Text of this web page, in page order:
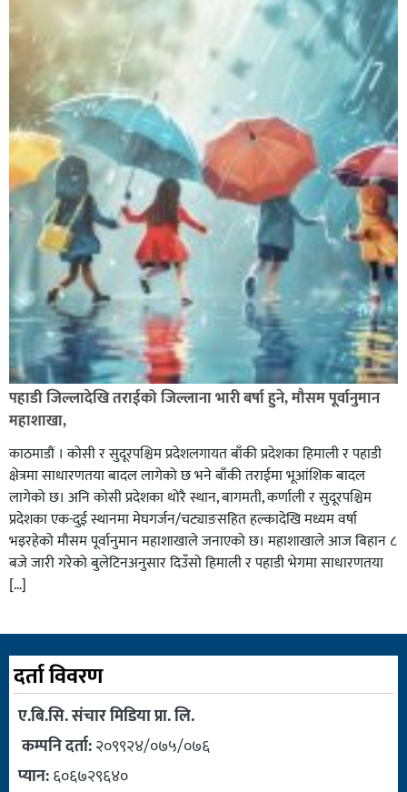
पहाडी जिल्लादेखि तराईको जिल्लाना भारी बर्षा हुने, मौसम पूर्वानुमान
महाशाखा,
काठमाडौं । कोसी र सुदूरपश्चिम प्रदेशलगायत बाँकी प्रदेशका हिमाली र पहाडी
क्षेत्रमा साधारणतया बादल लागेको छ भने बाँकी तराईमा भूआंशिक बादल
लागेको छ। अनि कोसी प्रदेशका थोरै स्थान, बागमती, कर्णाली र सुदूरपश्चिम
प्रदेशका एक-दुई स्थानमा मेघगर्जन/चट्याङसहित हल्कादेखि मध्यम वर्षा
भइरहेको मौसम पूर्वानुमान महाशाखाले जनाएको छ। महाशाखाले आज बिहान ८
बजे जारी गरेको बुलेटिनअनुसार दिउँसो हिमाली र पहाडी भेगमा साधारणतया
[…]
दर्ता विवरण
ए.बि.सि. संचार मिडिया प्रा. लि.
कम्पनि दर्ता:२०९९२४/०७५/०७६
प्यान:६०६७२९६४०